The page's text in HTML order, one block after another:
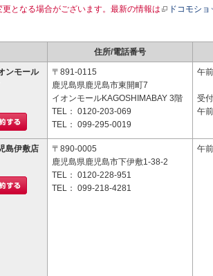
となる場合がございます。最新の情報は ドコモシ
住所/電話番号
ンモール
〒891-0115
鹿児島県鹿児島市東開町7
イオンモールKAGOSHIMABAY 3階
TEL： 0120-203-069
TEL： 099-295-0019
午
受
午
島伊敷店
〒890-0005
鹿児島県鹿児島市下伊敷1-38-2
TEL： 0120-228-951
TEL： 099-218-4281
午